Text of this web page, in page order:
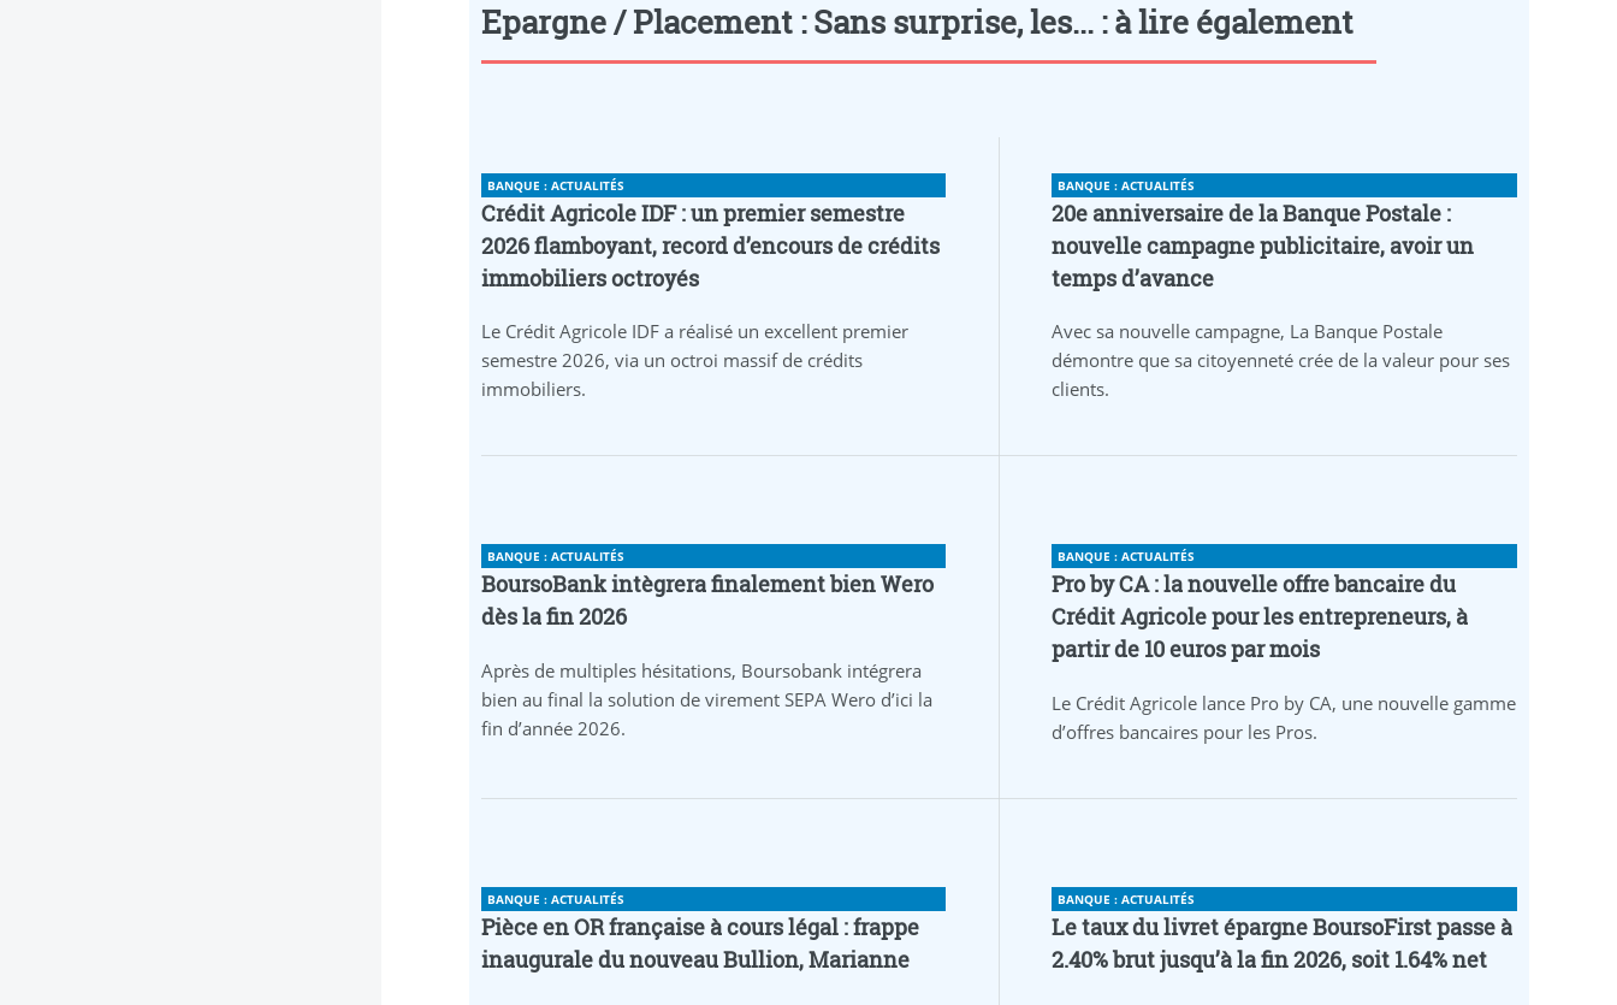
Epargne / Placement : Sans surprise, les... : à lire également
BANQUE : ACTUALITÉS
Crédit Agricole IDF : un premier semestre
2026 flamboyant, record d’encours de crédits
immobiliers octroyés
Le Crédit Agricole IDF a réalisé un excellent premier
semestre 2026, via un octroi massif de crédits
immobiliers.
BANQUE : ACTUALITÉS
20e anniversaire de la Banque Postale :
nouvelle campagne publicitaire, avoir un
temps d’avance
Avec sa nouvelle campagne, La Banque Postale
démontre que sa citoyenneté crée de la valeur pour ses
clients.
BANQUE : ACTUALITÉS
BoursoBank intègrera finalement bien Wero
dès la fin 2026
Après de multiples hésitations, Boursobank intégrera
bien au final la solution de virement SEPA Wero d’ici la
fin d’année 2026.
BANQUE : ACTUALITÉS
Pro by CA : la nouvelle offre bancaire du
Crédit Agricole pour les entrepreneurs, à
partir de 10 euros par mois
Le Crédit Agricole lance Pro by CA, une nouvelle gamme
d’offres bancaires pour les Pros.
BANQUE : ACTUALITÉS
Pièce en OR française à cours légal : frappe
inaugurale du nouveau Bullion, Marianne
BANQUE : ACTUALITÉS
Le taux du livret épargne BoursoFirst passe à
2.40% brut jusqu’à la fin 2026, soit 1.64% net